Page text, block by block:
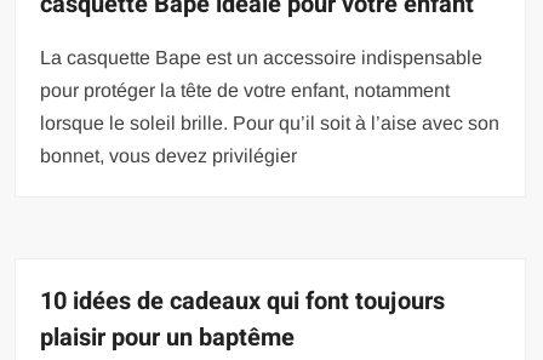
La casquette Bape est un accessoire indispensable
pour protéger la tête de votre enfant, notamment
lorsque le soleil brille. Pour qu’il soit à l’aise avec son
bonnet, vous devez privilégier
10 idées de cadeaux qui font toujours
plaisir pour un baptême